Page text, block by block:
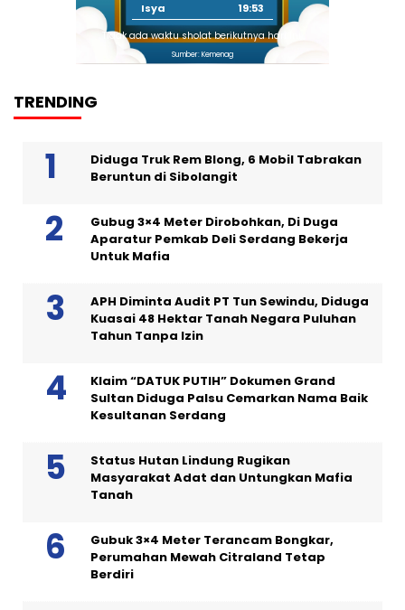
Isya
19:53
Tidak ada waktu sholat berikutnya hari ini.
Sumber: Kemenag
TRENDING
Diduga Truk Rem Blong, 6 Mobil Tabrakan
Beruntun di Sibolangit
Gubug 3×4 Meter Dirobohkan, Di Duga
Aparatur Pemkab Deli Serdang Bekerja
Untuk Mafia
APH Diminta Audit PT Tun Sewindu, Diduga
Kuasai 48 Hektar Tanah Negara Puluhan
Tahun Tanpa Izin
Klaim “DATUK PUTIH” Dokumen Grand
Sultan Diduga Palsu Cemarkan Nama Baik
Kesultanan Serdang
Status Hutan Lindung Rugikan
Masyarakat Adat dan Untungkan Mafia
Tanah
Gubuk 3×4 Meter Terancam Bongkar,
Perumahan Mewah Citraland Tetap
Berdiri